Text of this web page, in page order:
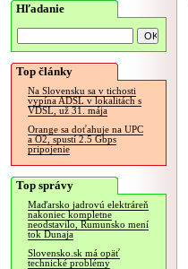
Hľadanie
Top články
Na Slovensku sa v tichosti
vypína ADSL v lokalitách s
VDSL, už 31. mája
Orange sa doťahuje na UPC
a O2, spustí 2.5 Gbps
pripojenie
Top správy
Maďarsko jadrovú elektráreň
nakoniec kompletne
neodstavilo, Rumunsko mení
tok Dunaja
Slovensko.sk má opäť
technické problémy